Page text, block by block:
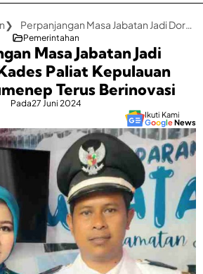
Perpanjangan Masa Jabatan Jadi Dorongan Kades Paliat Kepulauan Sapeken Sumenep Terus Berinovasi
Pemerintahan
Masa Jabatan Jadi
Paliat Kepulauan
Terus Berinovasi
Pada27 Juni 2024
Ikuti Kami
GoogleNews